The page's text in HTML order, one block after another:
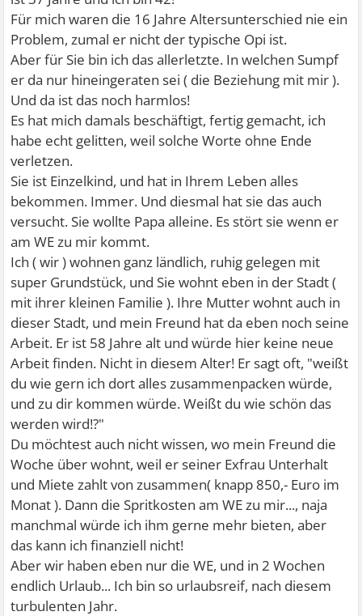
Für mich waren die 16 Jahre Altersunterschied nie ein
Problem, zumal er nicht der typische Opi ist.
Aber für Sie bin ich das allerletzte. In welchen Sumpf
er da nur hineingeraten sei ( die Beziehung mit mir ).
Und da ist das noch harmlos!
Es hat mich damals beschäftigt, fertig gemacht, ich
habe echt gelitten, weil solche Worte ohne Ende
verletzen.
Sie ist Einzelkind, und hat in Ihrem Leben alles
bekommen. Immer. Und diesmal hat sie das auch
versucht. Sie wollte Papa alleine. Es stört sie wenn er
am WE zu mir kommt.
Ich ( wir ) wohnen ganz ländlich, ruhig gelegen mit
super Grundstück, und Sie wohnt eben in der Stadt (
mit ihrer kleinen Familie ). Ihre Mutter wohnt auch in
dieser Stadt, und mein Freund hat da eben noch seine
Arbeit. Er ist 58 Jahre alt und würde hier keine neue
Arbeit finden. Nicht in diesem Alter! Er sagt oft, "weißt
du wie gern ich dort alles zusammenpacken würde,
und zu dir kommen würde. Weißt du wie schön das
werden wird!?"
Du möchtest auch nicht wissen, wo mein Freund die
Woche über wohnt, weil er seiner Exfrau Unterhalt
und Miete zahlt von zusammen( knapp 850,- Euro im
Monat ). Dann die Spritkosten am WE zu mir..., naja
manchmal würde ich ihm gerne mehr bieten, aber
das kann ich finanziell nicht!
Aber wir haben eben nur die WE, und in 2 Wochen
endlich Urlaub... Ich bin so urlaubsreif, nach diesem
turbulenten Jahr.